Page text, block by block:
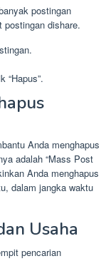
postingan
postingan dishare.
“Hapus”.
Anda menghapus
adalah “Mass Post
Anda menghapus
dalam jangka waktu
Usaha
pencarian